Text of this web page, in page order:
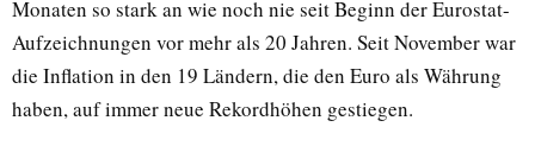
Monaten so stark an wie noch nie seit Beginn der Eurostat-
Aufzeichnungen vor mehr als 20 Jahren. Seit November war
die Inflation in den 19 Ländern, die den Euro als Währung
haben, auf immer neue Rekordhöhen gestiegen.